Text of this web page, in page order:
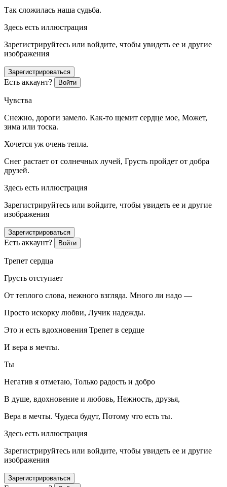
Так сложилась наша судьба.
Здесь есть иллюстрация
Зарегистрируйтесь или войдите, чтобы увидеть ее и другие
изображения
Зарегистрироваться
Есть аккаунт? Войти
Чувства
Снежно, дороги замело. Как-то щемит сердце мое, Может,
зима или тоска.
Хочется уж очень тепла.
Снег растает от солнечных лучей, Грусть пройдет от добра
друзей.
Здесь есть иллюстрация
Зарегистрируйтесь или войдите, чтобы увидеть ее и другие
изображения
Зарегистрироваться
Есть аккаунт? Войти
Трепет сердца
Грусть отступает
От теплого слова, нежного взгляда. Много ли надо —
Просто искорку любви, Лучик надежды.
Это и есть вдохновения Трепет в сердце
И вера в мечты.
Ты
Негатив я отметаю, Только радость и добро
В душе, вдохновение и любовь, Нежность, друзья,
Вера в мечты. Чудеса будут, Потому что есть ты.
Здесь есть иллюстрация
Зарегистрируйтесь или войдите, чтобы увидеть ее и другие
изображения
Зарегистрироваться